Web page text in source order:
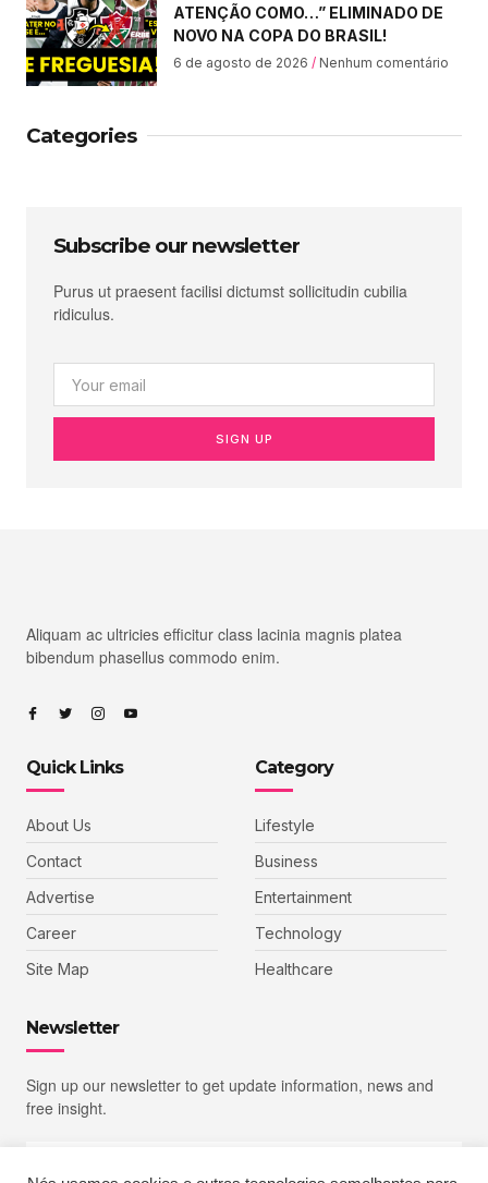
ATENÇÃO COMO…” ELIMINADO DE
NOVO NA COPA DO BRASIL!
6 de agosto de 2026 Nenhum comentário
Categories
Subscribe our newsletter
Purus ut praesent facilisi dictumst sollicitudin cubilia
ridiculus.
SIGN UP
Aliquam ac ultricies efficitur class lacinia magnis platea
bibendum phasellus commodo enim.
Quick Links
About Us
Contact
Advertise
Career
Site Map
Category
Lifestyle
Business
Entertainment
Technology
Healthcare
Newsletter
Sign up our newsletter to get update information, news and
free insight.